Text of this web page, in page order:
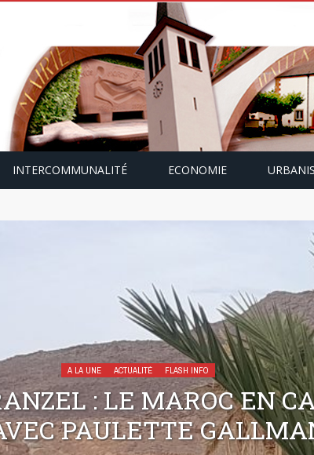
INTERCOMMUNALITÉ ECONOMIE
avec Paulette Gallmann
A LA UNE ACTUALITÉ FLASH INFO
: LE MAROC EN
PAULETTE